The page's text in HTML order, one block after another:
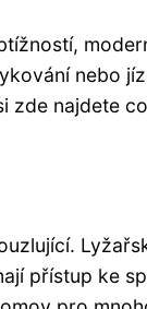
nebo
zde najdete
přístup ke